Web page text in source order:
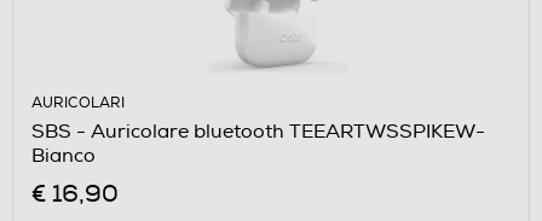
AURICOLARI
SBS - Auricolare bluetooth TEEARTWSSPIKEW-
Bianco
€ 16,90